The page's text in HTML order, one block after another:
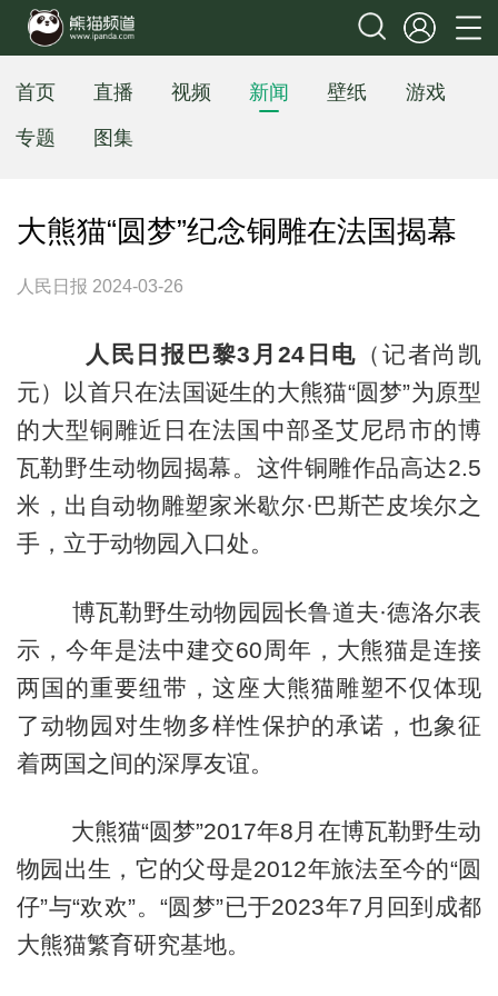
首页 直播 视频 新闻 壁纸
游戏
专题
图集
大熊猫“圆梦”纪念铜雕在法国揭幕
人民日报 2024-03-26
人民日报巴黎3月24日电 （记者尚凯
元）以首只在法国诞生的大熊猫“圆梦”为原型
的大型铜雕近日在法国中部圣艾尼昂市的博
瓦勒野生动物园揭幕。这件铜雕作品高达2.5
米，出自动物雕塑家米歇尔·巴斯芒皮埃尔之
手，立于动物园入口处。
博瓦勒野生动物园园长鲁道夫·德洛尔表
示，今年是法中建交60周年，大熊猫是连接
两国的重要纽带，这座大熊猫雕塑不仅体现
了动物园对生物多样性保护的承诺，也象征
着两国之间的深厚友谊。
大熊猫“圆梦”2017年8月在博瓦勒野生动
物园出生，它的父母是2012年旅法至今的“圆
仔”与“欢欢”。“圆梦”已于2023年7月回到成都
大熊猫繁育研究基地。